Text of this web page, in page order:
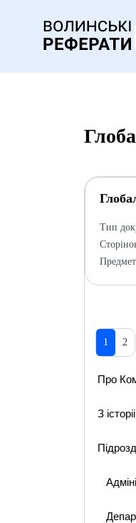
Тип
1 2
Про
З